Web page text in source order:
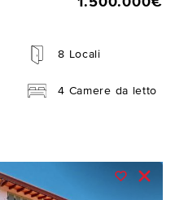
8 Locali
4 Camere da letto